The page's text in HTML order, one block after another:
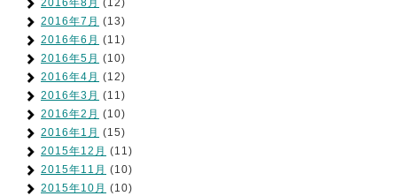
2016年8月 (12)
2016年7月 (13)
2016年6月 (11)
2016年5月 (10)
2016年4月 (12)
2016年3月 (11)
2016年2月 (10)
2016年1月 (15)
2015年12月 (11)
2015年11月 (10)
2015年10月 (10)